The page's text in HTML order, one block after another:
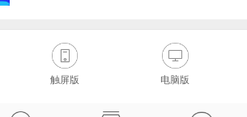
触屏版 电脑版